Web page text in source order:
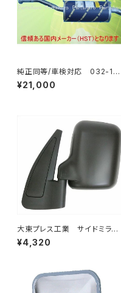
純正同等/車検対応 032-132
タウンエース ライトエース トラ
ック
¥21,000
大東プレス工業 サイドミラー/
バックミラースバル サンバー
左 99年～ DI-641
¥4,320